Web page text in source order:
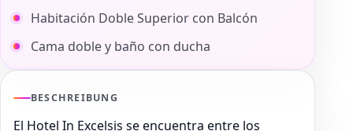
Habitación Doble Superior con Balcón
Cama doble y baño con ducha
BESCHREIBUNG
El Hotel In Excelsis se encuentra entre los